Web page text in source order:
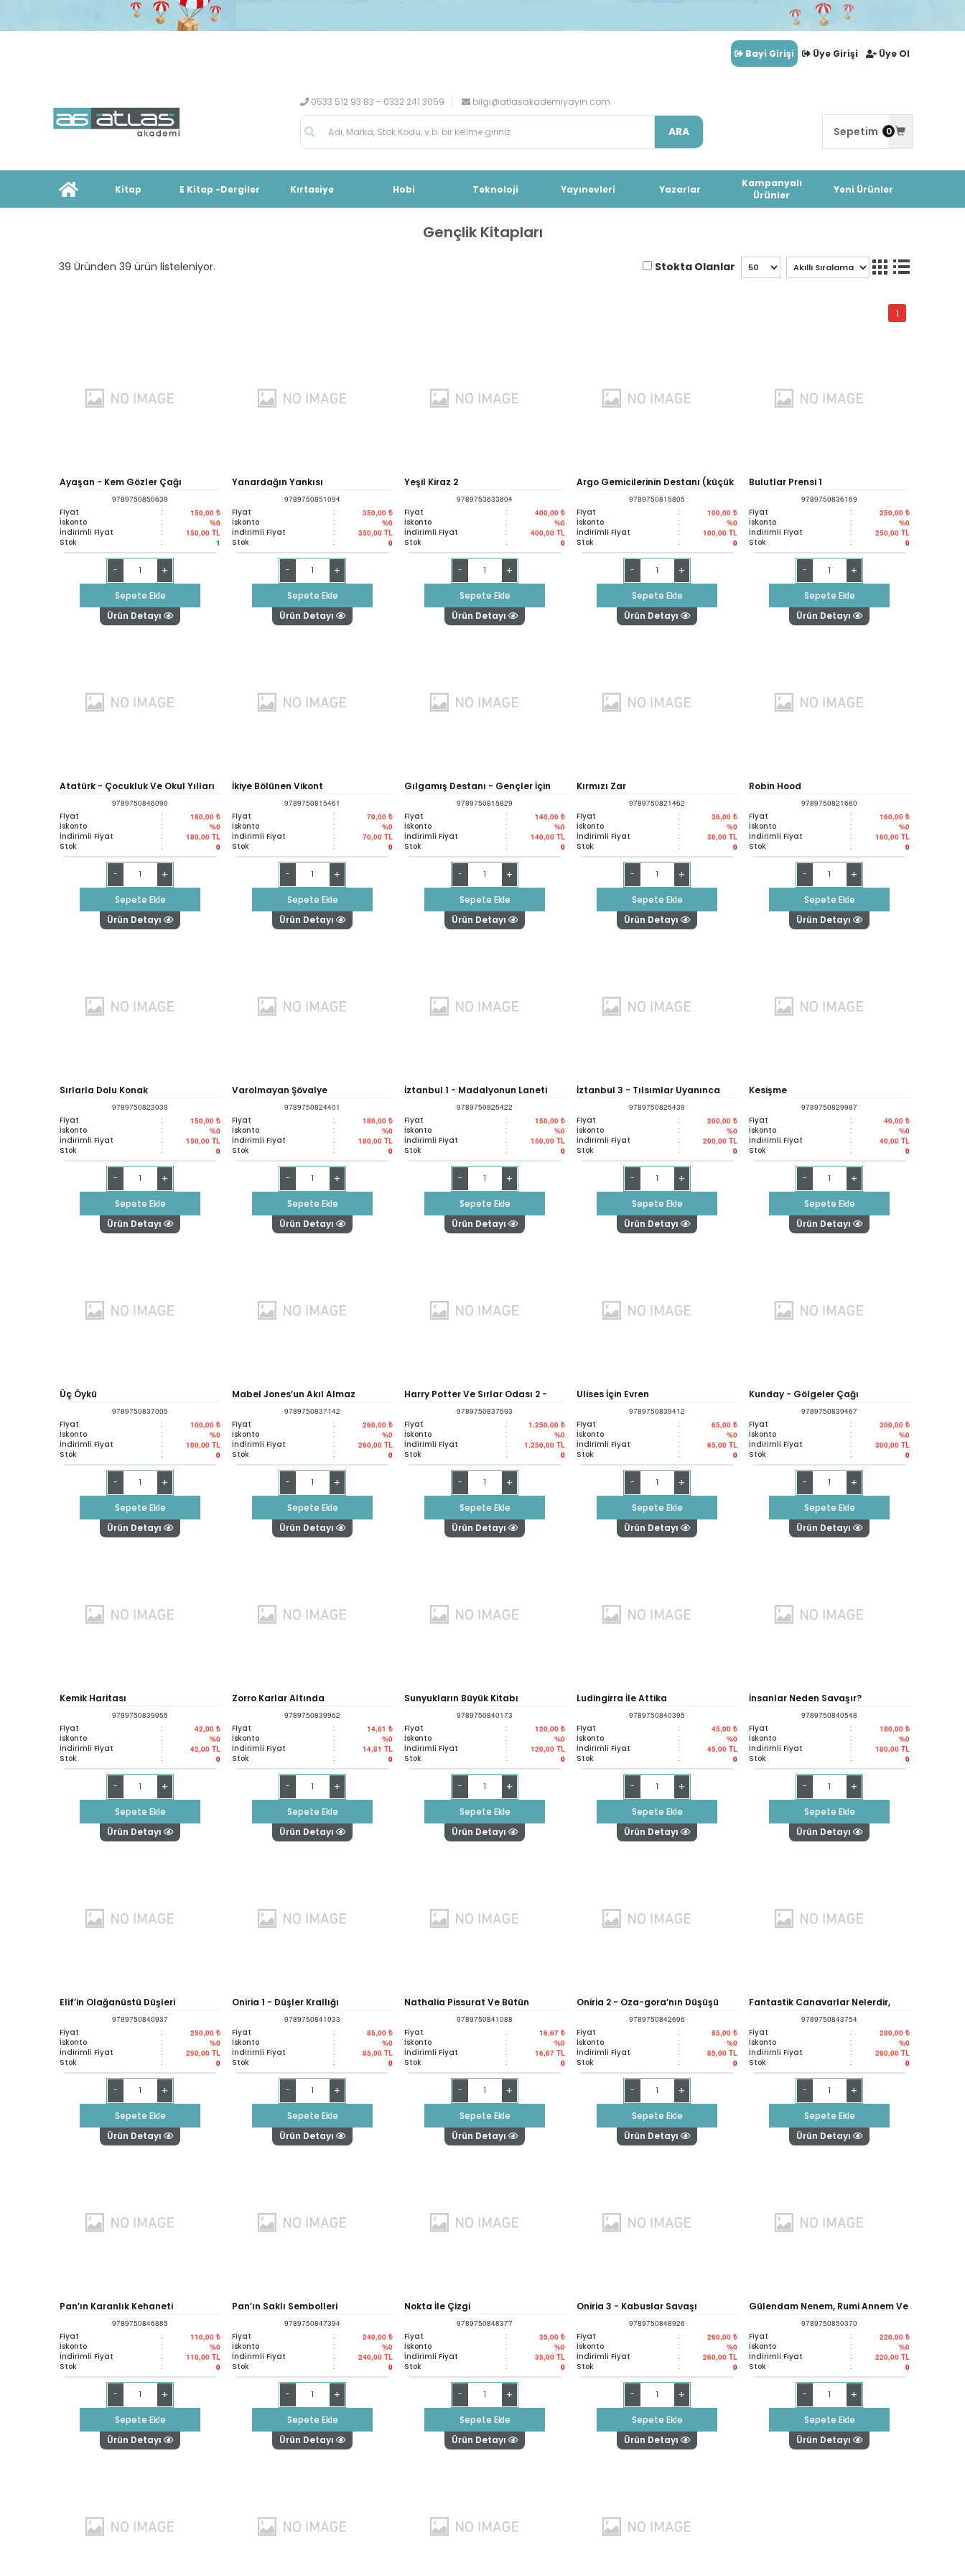
Bayi Girişi Üye Girişi Üye Ol
0533 512 93 83 - 0332 241 3059 bilgi@atlasakademiyayin.com
ARA Sepetim 0
Kitap E Kitap -Dergiler Kırtasiye Hobi Teknoloji Yayınevleri Yazarlar
Kampanyalı
Ürünler
Yeni Ürünler
Gençlik Kitapları
39 Üründen 39 ürün listeleniyor. Stokta Olanlar
1
Ayaşan - Kem Gözler Çağı
9789750850639
Fiyat : 150,00 ₺
İskonto : %0
İndirimli Fiyat : 150,00 TL
Stok : 1
- +
Sepete Ekle
Ürün Detayı
Yanardağın Yankısı
9789750851094
Fiyat : 350,00 ₺
İskonto : %0
İndirimli Fiyat : 350,00 TL
Stok : 0
- +
Sepete Ekle
Ürün Detayı
Yeşil Kiraz 2
9789753633604
Fiyat : 400,00 ₺
İskonto : %0
İndirimli Fiyat : 400,00 TL
Stok : 0
- +
Sepete Ekle
Ürün Detayı
Argo Gemicilerinin Destanı (küçük
Boy)
9789750815805
Fiyat : 100,00 ₺
İskonto : %0
İndirimli Fiyat : 100,00 TL
Stok : 0
- +
Sepete Ekle
Ürün Detayı
Bulutlar Prensi 1
9789750836169
Fiyat : 250,00 ₺
İskonto : %0
İndirimli Fiyat : 250,00 TL
Stok : 0
- +
Sepete Ekle
Ürün Detayı
Atatürk - Çocukluk Ve Okul Yılları
9789750846090
Fiyat : 180,00 ₺
İskonto : %0
İndirimli Fiyat : 180,00 TL
Stok : 0
- +
Sepete Ekle
Ürün Detayı
İkiye Bölünen Vikont
9789750815461
Fiyat : 70,00 ₺
İskonto : %0
İndirimli Fiyat : 70,00 TL
Stok : 0
- +
Sepete Ekle
Ürün Detayı
Gılgamış Destanı - Gençler İçin
(küçük Boy)
9789750815829
Fiyat : 140,00 ₺
İskonto : %0
İndirimli Fiyat : 140,00 TL
Stok : 0
- +
Sepete Ekle
Ürün Detayı
Kırmızı Zar
9789750821462
Fiyat : 36,00 ₺
İskonto : %0
İndirimli Fiyat : 36,00 TL
Stok : 0
- +
Sepete Ekle
Ürün Detayı
Robin Hood
9789750821660
Fiyat : 160,00 ₺
İskonto : %0
İndirimli Fiyat : 160,00 TL
Stok : 0
- +
Sepete Ekle
Ürün Detayı
Sırlarla Dolu Konak
9789750823039
Fiyat : 150,00 ₺
İskonto : %0
İndirimli Fiyat : 150,00 TL
Stok : 0
- +
Sepete Ekle
Ürün Detayı
Varolmayan Şövalye
9789750824401
Fiyat : 180,00 ₺
İskonto : %0
İndirimli Fiyat : 180,00 TL
Stok : 0
- +
Sepete Ekle
Ürün Detayı
İztanbul 1 - Madalyonun Laneti
9789750825422
Fiyat : 150,00 ₺
İskonto : %0
İndirimli Fiyat : 150,00 TL
Stok : 0
- +
Sepete Ekle
Ürün Detayı
İztanbul 3 - Tılsımlar Uyanınca
9789750825439
Fiyat : 200,00 ₺
İskonto : %0
İndirimli Fiyat : 200,00 TL
Stok : 0
- +
Sepete Ekle
Ürün Detayı
Kesişme
9789750829987
Fiyat : 40,00 ₺
İskonto : %0
İndirimli Fiyat : 40,00 TL
Stok : 0
- +
Sepete Ekle
Ürün Detayı
Üç Öykü
9789750837005
Fiyat : 100,00 ₺
İskonto : %0
İndirimli Fiyat : 100,00 TL
Stok : 0
- +
Sepete Ekle
Ürün Detayı
Mabel Jones’un Akıl Almaz
Maceraları
9789750837142
Fiyat : 260,00 ₺
İskonto : %0
İndirimli Fiyat : 260,00 TL
Stok : 0
- +
Sepete Ekle
Ürün Detayı
Harry Potter Ve Sırlar Odası 2 -
Resimli Özel Baskı (ciltli)
9789750837593
Fiyat : 1.250,00 ₺
İskonto : %0
İndirimli Fiyat : 1.250,00 TL
Stok : 0
- +
Sepete Ekle
Ürün Detayı
Ulises İçin Evren
9789750839412
Fiyat : 65,00 ₺
İskonto : %0
İndirimli Fiyat : 65,00 TL
Stok : 0
- +
Sepete Ekle
Ürün Detayı
Kunday - Gölgeler Çağı
9789750839467
Fiyat : 300,00 ₺
İskonto : %0
İndirimli Fiyat : 300,00 TL
Stok : 0
- +
Sepete Ekle
Ürün Detayı
Kemik Haritası
9789750839955
Fiyat : 42,00 ₺
İskonto : %0
İndirimli Fiyat : 42,00 TL
Stok : 0
- +
Sepete Ekle
Ürün Detayı
Zorro Karlar Altında
9789750839962
Fiyat : 14,81 ₺
İskonto : %0
İndirimli Fiyat : 14,81 TL
Stok : 0
- +
Sepete Ekle
Ürün Detayı
Sunyukların Büyük Kitabı
9789750840173
Fiyat : 120,00 ₺
İskonto : %0
İndirimli Fiyat : 120,00 TL
Stok : 0
- +
Sepete Ekle
Ürün Detayı
Ludingirra İle Attika
9789750840395
Fiyat : 45,00 ₺
İskonto : %0
İndirimli Fiyat : 45,00 TL
Stok : 0
- +
Sepete Ekle
Ürün Detayı
İnsanlar Neden Savaşır?
9789750840548
Fiyat : 180,00 ₺
İskonto : %0
İndirimli Fiyat : 180,00 TL
Stok : 0
- +
Sepete Ekle
Ürün Detayı
Elif’in Olağanüstü Düşleri
9789750840937
Fiyat : 250,00 ₺
İskonto : %0
İndirimli Fiyat : 250,00 TL
Stok : 0
- +
Sepete Ekle
Ürün Detayı
Oniria 1 - Düşler Krallığı
9789750841033
Fiyat : 85,00 ₺
İskonto : %0
İndirimli Fiyat : 85,00 TL
Stok : 0
- +
Sepete Ekle
Ürün Detayı
Nathalia Pissurat Ve Bütün
Zamanların En Utanç Verici Beş
Dakikalık Şöhreti
9789750841088
Fiyat : 16,67 ₺
İskonto : %0
İndirimli Fiyat : 16,67 TL
Stok : 0
- +
Sepete Ekle
Ürün Detayı
Oniria 2 - Oza-gora’nın Düşüşü
9789750842696
Fiyat : 85,00 ₺
İskonto : %0
İndirimli Fiyat : 85,00 TL
Stok : 0
- +
Sepete Ekle
Ürün Detayı
Fantastik Canavarlar Nelerdir,
Nerede Bulunurlar? - Orijinal
Senaryo
9789750843754
Fiyat : 280,00 ₺
İskonto : %0
İndirimli Fiyat : 280,00 TL
Stok : 0
- +
Sepete Ekle
Ürün Detayı
Pan’ın Karanlık Kehaneti
9789750846885
Fiyat : 110,00 ₺
İskonto : %0
İndirimli Fiyat : 110,00 TL
Stok : 0
- +
Sepete Ekle
Ürün Detayı
Pan’ın Saklı Sembolleri
9789750847394
Fiyat : 240,00 ₺
İskonto : %0
İndirimli Fiyat : 240,00 TL
Stok : 0
- +
Sepete Ekle
Ürün Detayı
Nokta İle Çizgi
9789750848377
Fiyat : 35,00 ₺
İskonto : %0
İndirimli Fiyat : 35,00 TL
Stok : 0
- +
Sepete Ekle
Ürün Detayı
Oniria 3 - Kabuslar Savaşı
9789750848926
Fiyat : 260,00 ₺
İskonto : %0
İndirimli Fiyat : 260,00 TL
Stok : 0
- +
Sepete Ekle
Ürün Detayı
Gülendam Nenem, Rumi Annem Ve
Ben
9789750850370
Fiyat : 220,00 ₺
İskonto : %0
İndirimli Fiyat : 220,00 TL
Stok : 0
- +
Sepete Ekle
Ürün Detayı